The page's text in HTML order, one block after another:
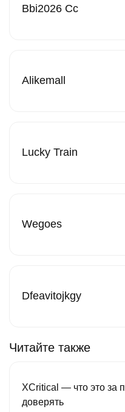
Bbi2026 Cc
Alikemall
Lucky Train
Wegoes
Dfeavitojkgy
Читайте также
XCritical — что это за
доверять